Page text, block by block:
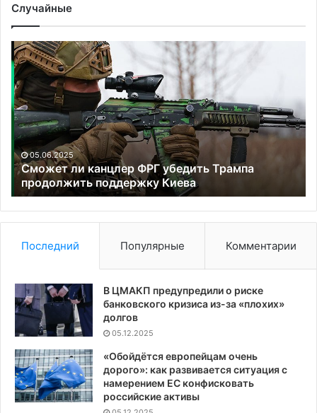
Случайные
Сможет ли
канцлер
ФРГ
убедить
Трампа
продолжить
поддержку
Киева05.06.2025
Сможет ли канцлер ФРГ убедить Трампа
продолжить поддержку Киева
Последний Популярные Комментарии
В ЦМАКП предупредили о риске
банковского кризиса из-за «плохих»
долгов
05.12.2025
«Обойдётся европейцам очень
дорого»: как развивается ситуация с
намерением ЕС конфисковать
российские активы